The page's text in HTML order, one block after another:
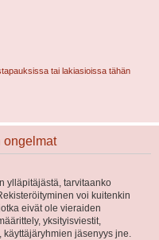
tai lakiasioissa tähän
ongelmat
ylläpitäjästä, tarvitaanko
voi kuitenkin
eivät ole vieraiden
yksityisviestit,
jäsenyys jne.